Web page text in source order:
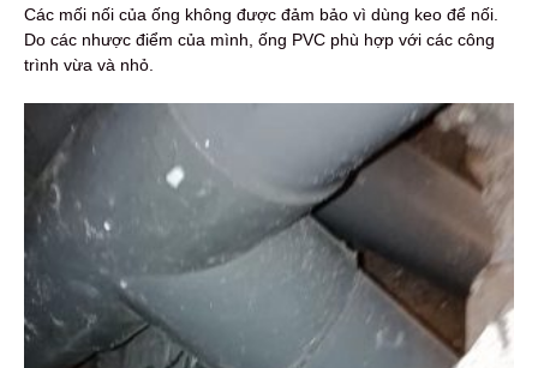
Các mối nối của ống không được đảm bảo vì dùng keo để nối.
Do các nhược điểm của mình, ống PVC phù hợp với các công
trình vừa và nhỏ.